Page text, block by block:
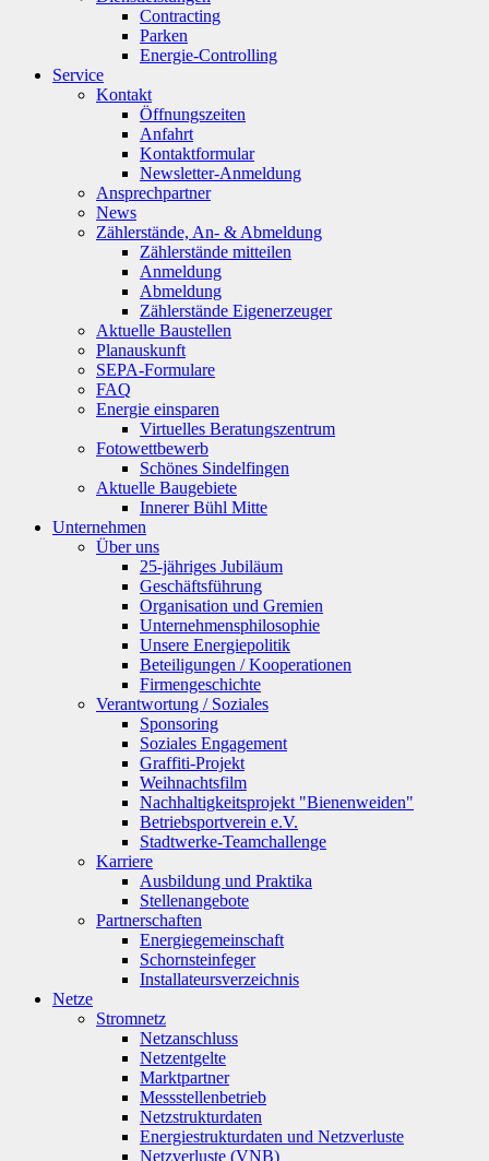
Contracting
Parken
Energie-Controlling
Service
Kontakt
Öffnungszeiten
Anfahrt
Kontaktformular
Newsletter-Anmeldung
Ansprechpartner
News
Zählerstände, An- & Abmeldung
Zählerstände mitteilen
Anmeldung
Abmeldung
Zählerstände Eigenerzeuger
Aktuelle Baustellen
Planauskunft
SEPA-Formulare
FAQ
Energie einsparen
Virtuelles Beratungszentrum
Fotowettbewerb
Schönes Sindelfingen
Aktuelle Baugebiete
Innerer Bühl Mitte
Unternehmen
Über uns
25-jähriges Jubiläum
Geschäftsführung
Organisation und Gremien
Unternehmensphilosophie
Unsere Energiepolitik
Beteiligungen / Kooperationen
Firmengeschichte
Verantwortung / Soziales
Sponsoring
Soziales Engagement
Graffiti-Projekt
Weihnachtsfilm
Nachhaltigkeitsprojekt "Bienenweiden"
Betriebsportverein e.V.
Stadtwerke-Teamchallenge
Karriere
Ausbildung und Praktika
Stellenangebote
Partnerschaften
Energiegemeinschaft
Schornsteinfeger
Installateursverzeichnis
Netze
Stromnetz
Netzanschluss
Netzentgelte
Marktpartner
Messstellenbetrieb
Netzstrukturdaten
Energiestrukturdaten und Netzverluste
Netzverluste (VNB)